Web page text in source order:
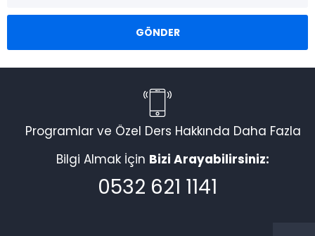
Programlar ve Özel Ders Hakkında Daha Fazla
Bilgi Almak İçin Bizi Arayabilirsiniz:
0532 621 1141